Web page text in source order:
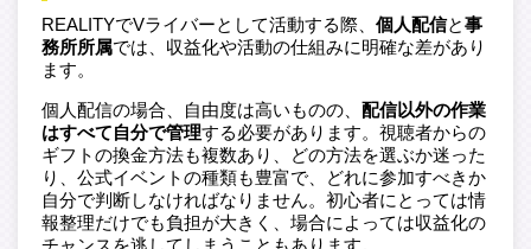
REALITYでVライバーとして活動する際、 個人配信と事
務所所属では、収益化や活動の仕組みに明確な差があり
ます。
個人配信の場合、自由度は高いものの、 配信以外の作業
はすべて自分で管理する必要があります。視聴者からの
ギフトの換金方法も複数あり、どの方法を選ぶか迷った
り、公式イベントの種類も豊富で、どれに参加すべきか
自分で判断しなければなりません。初心者にとっては情
報整理だけでも負担が大きく、場合によっては収益化の
チャンスを逃してしまうこともあります。